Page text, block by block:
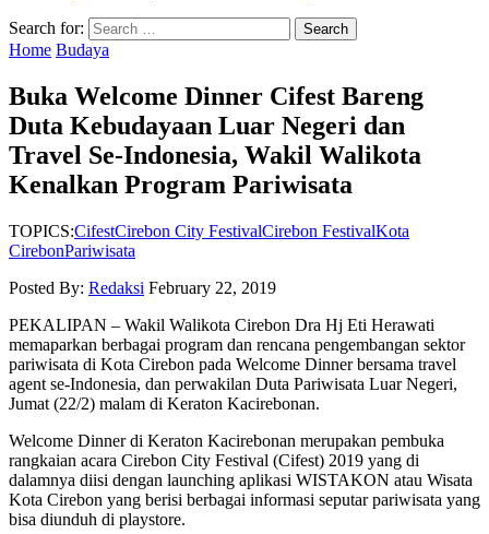
Search for:
Home Budaya
Buka Welcome Dinner Cifest Bareng
Duta Kebudayaan Luar Negeri dan
Travel Se-Indonesia, Wakil Walikota
Kenalkan Program Pariwisata
TOPICS:CifestCirebon City FestivalCirebon FestivalKota
CirebonPariwisata
Posted By: Redaksi February 22, 2019
PEKALIPAN – Wakil Walikota Cirebon Dra Hj Eti Herawati
memaparkan berbagai program dan rencana pengembangan sektor
pariwisata di Kota Cirebon pada Welcome Dinner bersama travel
agent se-Indonesia, dan perwakilan Duta Pariwisata Luar Negeri,
Jumat (22/2) malam di Keraton Kacirebonan.
Welcome Dinner di Keraton Kacirebonan merupakan pembuka
rangkaian acara Cirebon City Festival (Cifest) 2019 yang di
dalamnya diisi dengan launching aplikasi WISTAKON atau Wisata
Kota Cirebon yang berisi berbagai informasi seputar pariwisata yang
bisa diunduh di playstore.